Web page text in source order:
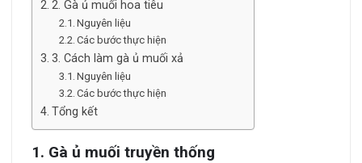
2. Gà ủ muối hoa tiêu
Nguyên liệu
Các bước thực hiện
3. Cách làm gà ủ muối xả
Nguyên liệu
Các bước thực hiện
Tổng kết
1. Gà ủ muối truyền thống